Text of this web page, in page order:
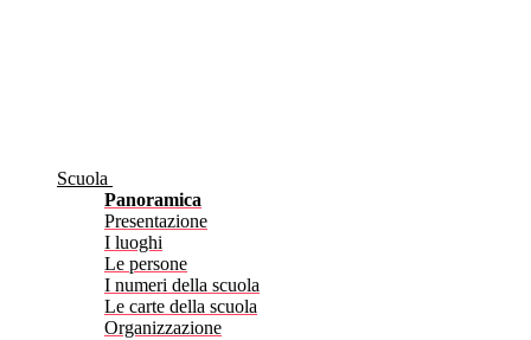
Scuola
Panoramica
Presentazione
I luoghi
Le persone
I numeri della scuola
Le carte della scuola
Organizzazione